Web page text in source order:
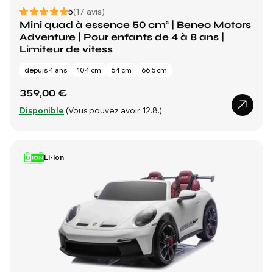
5(17 avis)
Mini quad à essence 50 cm³ | Beneo Motors
Adventure | Pour enfants de 4 à 8 ans |
Limiteur de vitess
depuis 4 ans 104 cm 64 cm 66.5 cm
359,00 €
Disponible (Vous pouvez avoir 12.8.)
Li-Ion